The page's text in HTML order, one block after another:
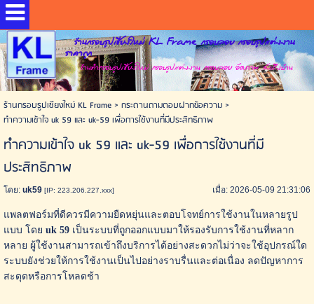
ร้านกรอบรูปเชียงใหม่ KL Frame กรอบลอย กรอบรูปแต่งงาน
ราคาถูก
ร้านทำกรอบรูปเชียงใหม่ กรอบรูปแต่งงาน กรอบลอย อัดภาพ ส่งถึงบ้าน
ร้านกรอบรูปเชียงใหม่ KL Frame> กระดานถามตอบฝากข้อความ>
ทำความเข้าใจ uk 59 และ uk-59 เพื่อการใช้งานที่มีประสิทธิภาพ
ทำความเข้าใจ uk 59 และ uk-59 เพื่อการใช้งานที่มี
ประสิทธิภาพ
โดย:uk59 [IP: 223.206.227.xxx] เมื่อ: 2026-05-09 21:31:06
แพลตฟอร์มที่ดีควรมีความยืดหยุ่นและตอบโจทย์การใช้งานในหลายรูป
แบบ โดย uk 59เป็นระบบที่ถูกออกแบบมาให้รองรับการใช้งานที่หลาก
หลาย ผู้ใช้งานสามารถเข้าถึงบริการได้อย่างสะดวกไม่ว่าจะใช้อุปกรณ์ใด
ระบบยังช่วยให้การใช้งานเป็นไปอย่างราบรื่นและต่อเนื่อง ลดปัญหาการ
สะดุดหรือการโหลดช้า